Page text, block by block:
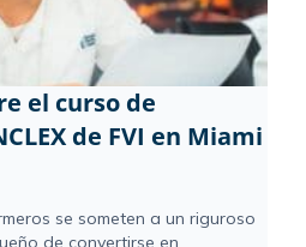
el curso de
de FVI en Miami
se someten a un riguroso
de convertirse en